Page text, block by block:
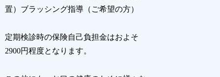
置）ブラッシング指導（ご希望の方）
定期検診時の保険自己負担金はおよそ
2900円程度となります。